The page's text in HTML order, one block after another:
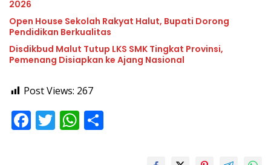
2026
Open House Sekolah Rakyat Halut, Bupati Dorong
Pendidikan Berkualitas
Disdikbud Malut Tutup LKS SMK Tingkat Provinsi,
Pemenang Disiapkan ke Ajang Nasional
Post Views: 267
F T W